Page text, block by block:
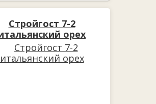
Стройгост 7-2
орех